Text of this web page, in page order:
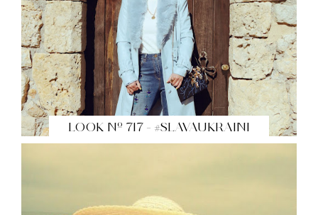
LOOK Nº 717 - #SLAVAUKRAINI